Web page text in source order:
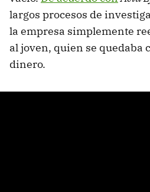
largos procesos de
la empresa simplemente
al joven, quien se quedaba
dinero.